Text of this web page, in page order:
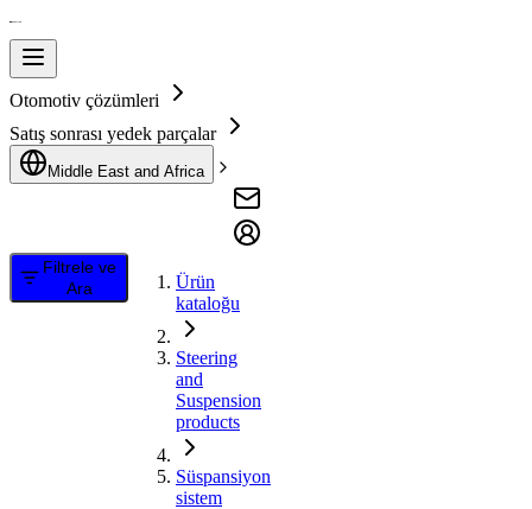
Otomotiv çözümleri
Satış sonrası yedek parçalar
Middle East and Africa
Filtrele ve
Ara
Ürün
kataloğu
Steering
and
Suspension
products
Süspansiyon
sistem